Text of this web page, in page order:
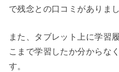
で残念との口コミがありまし
また、タブレット上に学習
こまで学習したか分からな
す。